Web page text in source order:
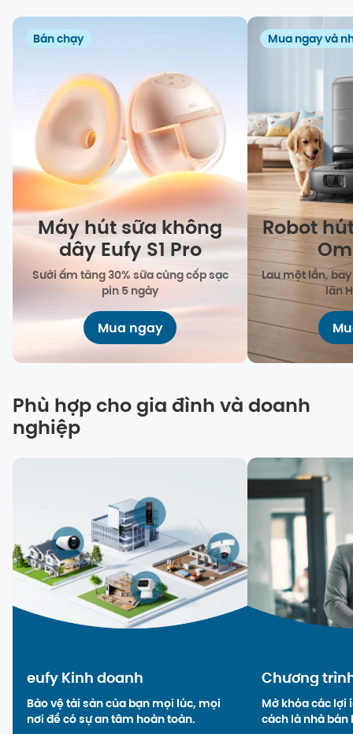
Bán chạy
Máy hút sữa không
dây Eufy S1 Pro
Sưởi ấm tăng 30% sữa cùng cốp sạc
pin 5 ngày
Mua ngay
Mua ngay và
Robot
Lau một lần,
lăn
Phù hợp cho gia đình và doanh
nghiệp
eufy Kinh doanh
Bảo vệ tài sản của bạn mọi lúc, mọi
nơi để có sự an tâm hoàn toàn.
Chương
Mở khóa các lợi
cách là nhà bán